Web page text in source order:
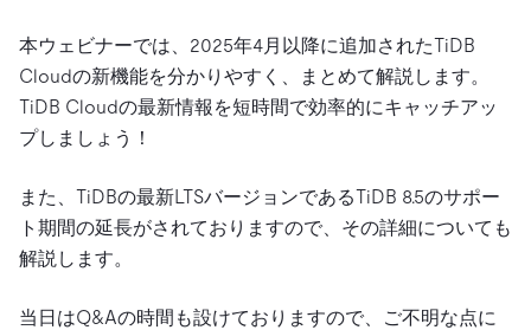
キャリア
パートナー
お問い合わせ
本ウェビナーでは、2025年4月以降に追加されたTiDB
Cloudの新機能を分かりやすく、まとめて解説します。
TiDB Cloudの最新情報を短時間で効率的にキャッチアッ
プしましょう！
また、TiDBの最新LTSバージョンであるTiDB 8.5のサポー
ト期間の延長がされておりますので、その詳細についても
解説します。
当日はQ&Aの時間も設けておりますので、ご不明な点に